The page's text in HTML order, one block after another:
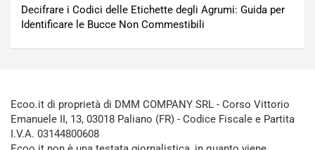
Decifrare i Codici delle Etichette degli Agrumi: Guida per
Identificare le Bucce Non Commestibili
Ecoo.it di proprietà di DMM COMPANY SRL - Corso Vittorio
Emanuele II, 13, 03018 Paliano (FR) - Codice Fiscale e Partita
I.V.A. 03144800608